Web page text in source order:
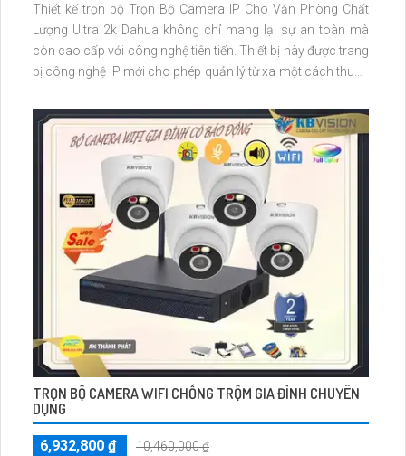
Thiết kế trọn bộ Trọn Bộ Camera IP Cho Văn Phòng Chất
Lượng Ultra 2k Dahua không chỉ mang lại sự an toàn mà
còn cao cấp với công nghệ tiên tiến. Thiết bị này được trang
bị công nghệ IP mới cho phép quản lý từ xa một cách thuận
sát một cách chính xác và sắc nét
TRỌN BỘ CAMERA WIFI CHỐNG TRỘM GIA ĐÌNH CHUYÊN
DỤNG
6,932,800 ₫
10,460,000 ₫